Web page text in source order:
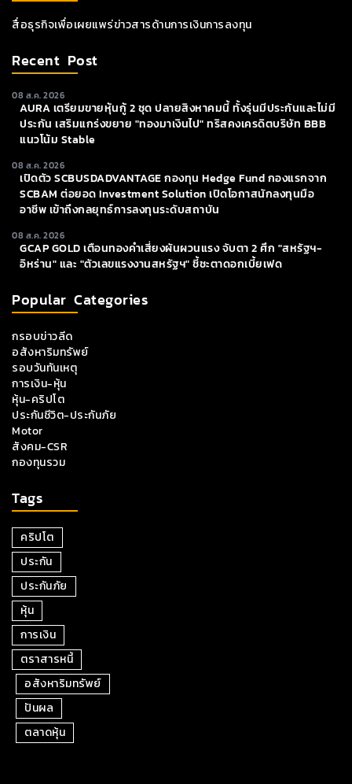
สื่อธุรกิจเพื่อเผยแพร่ข่าวสารด้านการเงินการลงทุน
Recent Post
08 ส.ค. 2026
AURA เตรียมขายหุ้นกู้ 2 ชุด ปลายสิงหาคมนี้ ทั้งรุ่นมีประกันและไม่มี
ประกัน เสริมแกร่งขยาย "ทองมาเงินไป" ทริสคงเครดิตบริษัท BBB
แนวโน้ม Stable
08 ส.ค. 2026
เปิดตัว SCBUSDADVANTAGE กองทุน Hedge Fund กองแรกจาก
SCBAM ต่อยอด Investment Solution เปิดโอกาสนักลงทุนมือ
อาชีพ เข้าถึงกลยุทธ์การลงทุนระดับสถาบัน
08 ส.ค. 2026
GCAP GOLD เตือนทองคำเสี่ยงผันผวนแรง จับตา 2 ศึก "สหรัฐฯ-
อิหร่าน" และ "ตัวเลขแรงงานสหรัฐฯ" ชี้ชะตาดอกเบี้ยเฟด
Popular Categories
กรอบข่าวลีด
อสังหาริมทรัพย์
รอบวันทันเหตุ
การเงิน-หุ้น
หุ้น-คริปโต
ประกันชีวิต-ประกันภัย
Motor
สังคม-CSR
กองทุนรวม
Tags
คริปโต
ประกัน
ประกันภัย
หุ้น
การเงิน
ตราสารหนี้
อสังหาริมทรัพย์
ปันผล
ตลาดหุ้น